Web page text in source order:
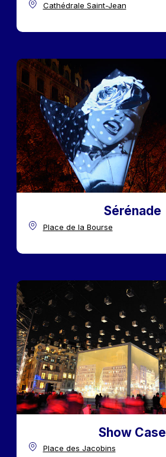
Cathédrale Saint-Jean
Sérénade
Place de la Bourse
Show Case
Place des Jacobins